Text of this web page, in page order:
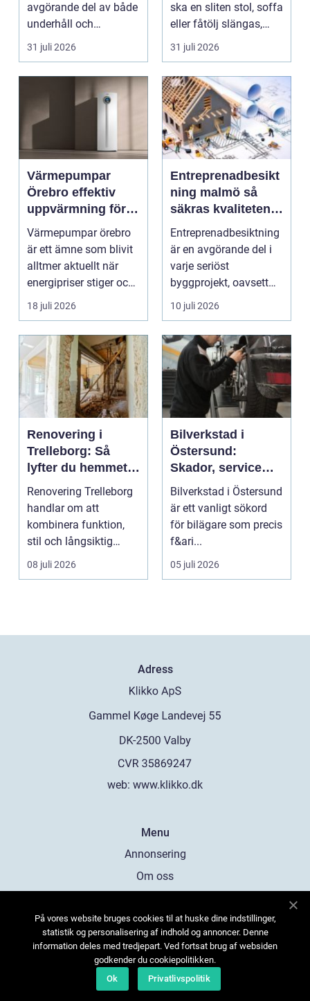
avgörande del av både
underhåll och
renovering. Färg, rost,
smu...
31 juli 2026
ska en sliten stol, soffa
eller fåtölj slängas,
säljas billi...
31 juli 2026
Värmepumpar
Örebro effektiv
uppvärmning för
hus och
fastigheter
Värmepumpar örebro
är ett ämne som blivit
alltmer aktuellt när
energipriser stiger och
fler vill sän...
18 juli 2026
Entreprenadbesikt
ning malmö så
säkras kvaliteten i
byggprojekt
Entreprenadbesiktning
är en avgörande del i
varje seriöst
byggprojekt, oavsett
om det handlar om en
10 juli 2026
Renovering i
Trelleborg: Så
lyfter du hemmet
på ett smart sätt
Renovering Trelleborg
handlar om att
kombinera funktion,
stil och långsiktig
ekonomi i samma p...
08 juli 2026
Bilverkstad i
Östersund:
Skador, service
och smarta val för
din bil
Bilverkstad i Östersund
är ett vanligt sökord
för bilägare som precis
f&ari...
05 juli 2026
Adress
web: www.klikko.dk
Menu
Annonsering
Om oss
Kontakta oss
Sitemap
På vores website bruges cookies til at huske dine indstillinger,
statistik og personalisering af indhold og annoncer. Denne
information deles med tredjepart. Ved fortsat brug af websiden
godkender du cookiepolitikken.
Ok
Privatlivspolitik